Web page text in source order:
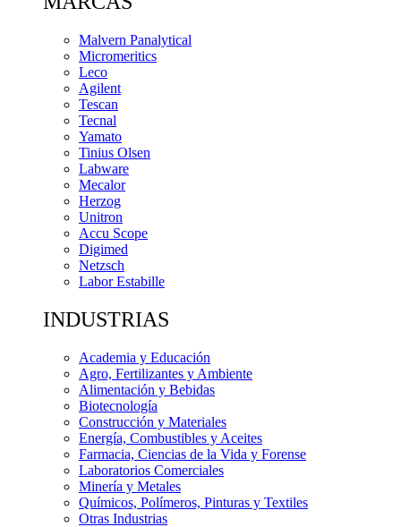
Malvern Panalytical
Micromeritics
Leco
Agilent
Tescan
Tecnal
Yamato
Tinius Olsen
Labware
Mecalor
Herzog
Unitron
Accu Scope
Digimed
Netzsch
Labor Estabille
INDUSTRIAS
Academia y Educación
Agro, Fertilizantes y Ambiente
Alimentación y Bebidas
Biotecnología
Construcción y Materiales
Energía, Combustibles y Aceites
Farmacia, Ciencias de la Vida y Forense
Laboratorios Comerciales
Minería y Metales
Químicos, Polímeros, Pinturas y Textiles
Otras Industrias